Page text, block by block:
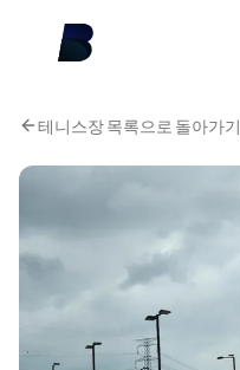
테니스장 목록으로 돌아가기